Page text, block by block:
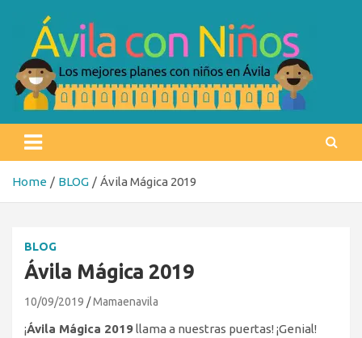
content
Ávila con niños
Home BLOG Ávila Mágica 2019
BLOG
Ávila Mágica 2019
10/09/2019 Mamaenavila
¡Ávila Mágica 2019llama a nuestras puertas! ¡Genial!